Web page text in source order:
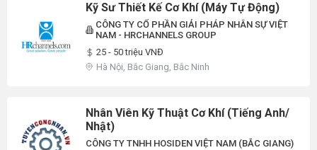
Kỹ Sư Thiết Kế Cơ Khí (Máy Tự Động)
CÔNG TY CỔ PHẦN GIẢI PHÁP NHÂN SỰ VIỆT
NAM - HRCHANNELS GROUP
25 - 50 triệu VNĐ
Hà Nội, Bắc Giang, Bắc Ninh
Nhân Viên Kỹ Thuật Cơ Khí (Tiếng Anh/
Nhật)
CÔNG TY TNHH HOSIDEN VIỆT NAM (BẮC GIANG)